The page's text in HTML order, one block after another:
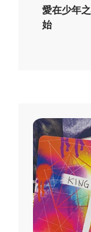
愛在少年
始